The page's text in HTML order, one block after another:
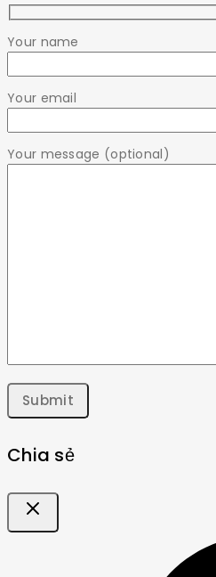
Your name
Your email
Your message (optional)
Chia sẻ